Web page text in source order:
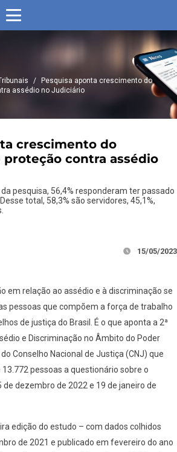
/
Pesquisa aponta crescimento do
assédio no Judiciário
crescimento do
contra assédio
pesquisa, 56,4% responderam ter passado
total, 58,3% são servidores, 45,1%,
15/05/2023
em relação ao assédio e à discriminação se
pessoas que compõem a força de trabalho
de justiça do Brasil. É o que aponta a 2ª
e Discriminação no Âmbito do Poder
Conselho Nacional de Justiça (CNJ) que
pessoas a questionário sobre o
dezembro de 2022 e 19 de janeiro de
edição do estudo – com dados colhidos
de 2021 e publicado em fevereiro do ano